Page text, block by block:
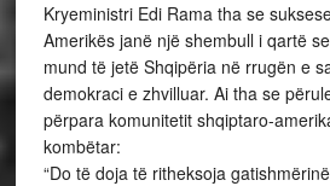
Kryeministri Edi Rama tha se
Amerikës janë një shembull i qartë
mund të jetë Shqipëria në rrugën e
demokraci e zhvilluar. Ai tha se
përpara komunitetit shqiptaro-
kombëtar:
“Do të doja të ritheksoja